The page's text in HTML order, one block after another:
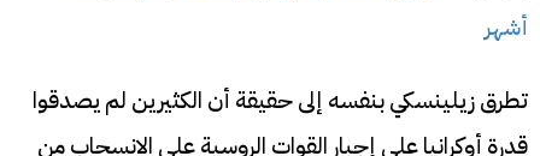
أشهر
تطرق زيلينسكي بنفسه إلى حقيقة أن الكثيرين لم يصدقوا
قدرة أوكرانيا على إجبار القوات الروسية على الانسحاب من